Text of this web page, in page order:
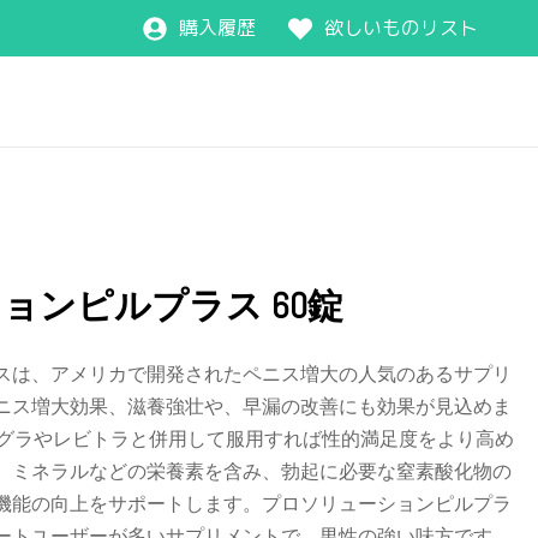
購入履歴 欲しいものリスト
ンピルプラス 60錠
は、アメリカで開発されたペニス増大の人気のあるサプリ
ス増大効果、滋養強壮や、早漏の改善にも効果が見込めま
ラやレビトラと併用して服用すれば性的満足度をより高め
ミネラルなどの栄養素を含み、勃起に必要な窒素酸化物の
能の向上をサポートします。プロソリューションピルプラ